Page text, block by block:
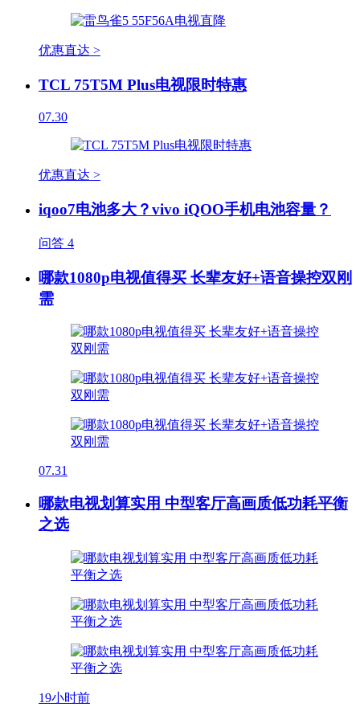
优惠直达 >
TCL 75T5M Plus电视限时特惠
07.30
优惠直达 >
iqoo7电池多大？vivo iQOO手机电池容量？
问答 4
哪款1080p电视值得买 长辈友好+语音操控双刚
需
07.31
哪款电视划算实用 中型客厅高画质低功耗平衡
之选
19小时前